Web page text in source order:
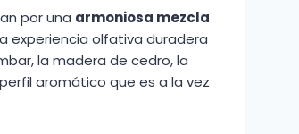
por una armoniosa mezcla
experiencia olfativa duradera
la madera de cedro, la
aromático que es a la vez